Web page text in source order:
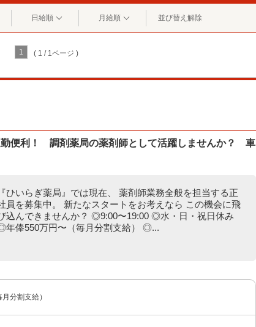
日給順 月給順 並び替え解除
1 ( 1 / 1ページ )
勤便利！ 調剤薬局の薬剤師として活躍しませんか？ 車
『ひいらぎ薬局』では現在、 薬剤師業務全般を担当する正
員を募集中。 新たなスタートをお考えなら この機会に飛
込んできませんか？ ◎9:00〜19:00 ◎水・日・祝日休み
年俸550万円〜（毎月分割支給） ◎...
分割支給）